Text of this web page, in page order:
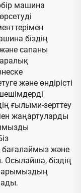
машина
біздің
сапаны
және өндірісті
ғылыми-зерттеу
жаңартуларды
және
Осылайша, біздің